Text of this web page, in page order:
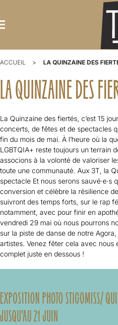
ACCUEIL LA QUINZAINE DES
LA QUINZAINE DES
La Quinzaine des fiertés, c’est 15
concerts, de fêtes et de spectacles
fin du mois de mai. À l’heure où la
LGBTQIA+ reste toujours un terrain
associons à la volonté de valoriser
toute une communauté. Aux 3T, la
spectacle Et nous serons sauvé·e·s
conversion et célèbre la résilience
suivront des temps forts, sur le rap
notamment, avec pour finir en
vendredi 29 mai où nous pourrons
sur la piste de danse de notre
artistes. Venez fêter cela avec nous
complet juste en dessous !
EXPOSITION PHOTO STICOMISS/
JUSQU'AU 21 JUIN